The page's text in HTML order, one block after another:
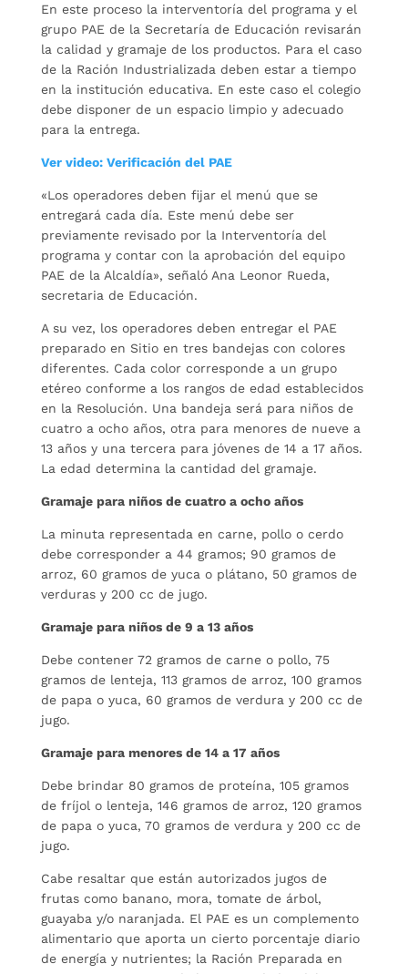
En este proceso la interventoría del programa y el
grupo PAE de la Secretaría de Educación revisarán
la calidad y gramaje de los productos. Para el caso
de la Ración Industrializada deben estar a tiempo
en la institución educativa. En este caso el colegio
debe disponer de un espacio limpio y adecuado
para la entrega.
Ver video: Verificación del PAE
«Los operadores deben fijar el menú que se
entregará cada día. Este menú debe ser
previamente revisado por la Interventoría del
programa y contar con la aprobación del equipo
PAE de la Alcaldía», señaló Ana Leonor Rueda,
secretaria de Educación.
A su vez, los operadores deben entregar el PAE
preparado en Sitio en tres bandejas con colores
diferentes. Cada color corresponde a un grupo
etéreo conforme a los rangos de edad establecidos
en la Resolución. Una bandeja será para niños de
cuatro a ocho años, otra para menores de nueve a
13 años y una tercera para jóvenes de 14 a 17 años.
La edad determina la cantidad del gramaje.
Gramaje para niños de cuatro a ocho años
La minuta representada en carne, pollo o cerdo
debe corresponder a 44 gramos; 90 gramos de
arroz, 60 gramos de yuca o plátano, 50 gramos de
verduras y 200 cc de jugo.
Gramaje para niños de 9 a 13 años
Debe contener 72 gramos de carne o pollo, 75
gramos de lenteja, 113 gramos de arroz, 100 gramos
de papa o yuca, 60 gramos de verdura y 200 cc de
jugo.
Gramaje para menores de 14 a 17 años
Debe brindar 80 gramos de proteína, 105 gramos
de fríjol o lenteja, 146 gramos de arroz, 120 gramos
de papa o yuca, 70 gramos de verdura y 200 cc de
jugo.
Cabe resaltar que están autorizados jugos de
frutas como banano, mora, tomate de árbol,
guayaba y/o naranjada. El PAE es un complemento
alimentario que aporta un cierto porcentaje diario
de energía y nutrientes; la Ración Preparada en